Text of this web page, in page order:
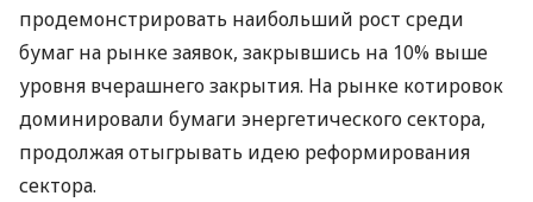
продемонстрировать наибольший рост среди
бумаг на рынке заявок, закрывшись на 10% выше
уровня вчерашнего закрытия. На рынке котировок
доминировали бумаги энергетического сектора,
продолжая отыгрывать идею реформирования
сектора.